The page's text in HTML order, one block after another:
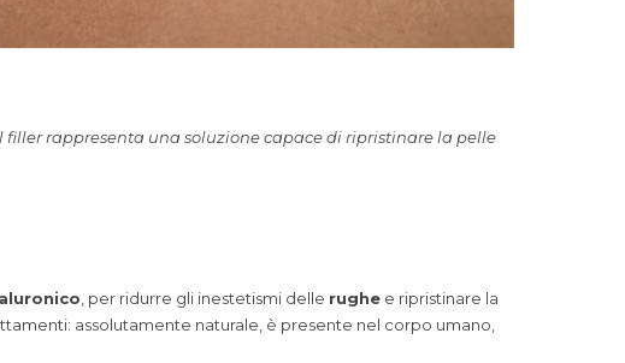
rappresenta una soluzione capace di ripristinare la pelle
, per ridurre gli inestetismi delle rughe e ripristinare la
assolutamente naturale, è presente nel corpo umano,